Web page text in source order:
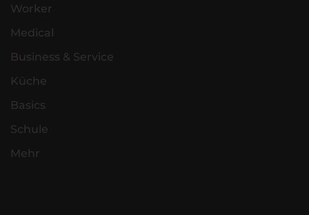
Worker
Medical
Business & Service
Küche
Basics
Schule
Mehr